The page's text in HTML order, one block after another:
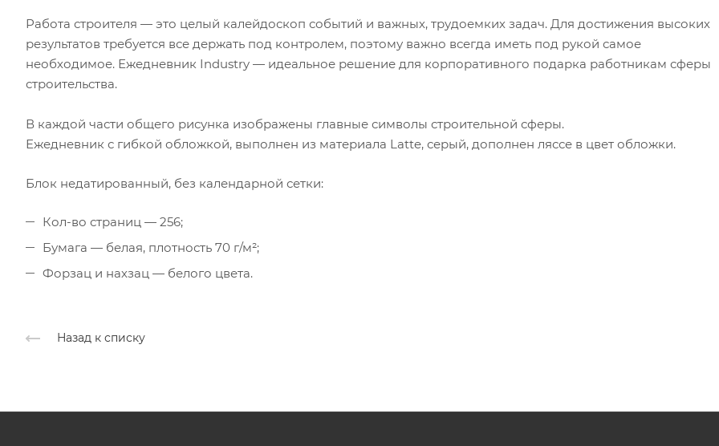
Работа строителя — это целый калейдоскоп событий и важных, трудоемких задач. Для достижения высоких
результатов требуется все держать под контролем, поэтому важно всегда иметь под рукой самое
необходимое. Ежедневник Industry — идеальное решение для корпоративного подарка работникам сферы
строительства.
В каждой части общего рисунка изображены главные символы строительной сферы.
Ежедневник с гибкой обложкой, выполнен из материала Latte, серый, дополнен ляссе в цвет обложки.
Блок недатированный, без календарной сетки:
Кол-во страниц — 256;
Бумага — белая, плотность 70 г/м²;
Форзац и нахзац — белого цвета.
Назад к списку